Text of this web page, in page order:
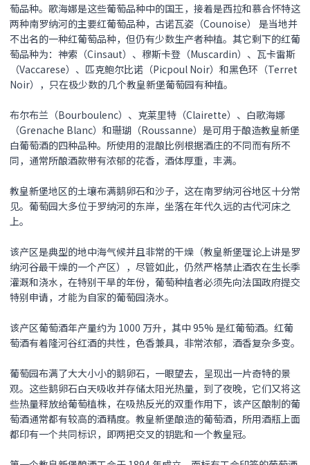
萄品种。歌海娜是这些葡萄品种中的国王，接着是西拉和慕合怀特这
两种南罗纳河的主要红葡萄品种，古诺瓦姿（Counoise） 是当地并
不出名的一种红葡萄品种，但仍有少数生产者种植。其它剩下的红葡
萄品种为：神索（Cinsaut）、穆斯卡登（Muscardin）、瓦卡雷斯
（Vaccarese）、匹克鲍尔比诺（Picpoul Noir）和黑色环（Terret
Noir），只在极少数的几个教皇新堡葡萄园有种植。
布尔布兰（Bourboulenc）、克莱里特（Clairette）、白歌海娜
（Grenache Blanc）和珊瑚（Roussanne）是可用于酿造教皇新堡
白葡萄酒的四种品种。所使用的混酿比例根据酒庄的不同而有所不
同，通常所酿酒款带有浓郁的花香，酒体厚重，丰满。
教皇新堡地区的土壤布满鹅卵石和沙子，这在南罗纳河谷地区十分常
见。葡萄园大多位于罗纳河的东岸，坐落在年代久远的古代河床之
上。
该产区是典型的地中海气候并且非常的干燥（教皇新堡理论上讲是罗
纳河谷最干燥的一个产区），尽管如此，仍然严格禁止酒农在生长季
灌溉和浇水，在特别干旱的年份，葡萄种植者必须先向法国政府提交
特别申请，才能为自家的葡萄园浇水。
该产区葡萄酒年产量约为 1000 万升，其中 95% 是红葡萄酒。红葡
萄酒有着隆河谷红酒的共性，色香兼具，非常浓郁，酒香复杂多变。
葡萄园布满了大大小小的鹅卵石，一眼望去，呈现出一片奇特的景
观。这些鹅卵石白天吸收并存储太阳光热量，到了夜晚，它们又将这
些热量释放给葡萄植株，在吸热反光的双重作用下，该产区酿制的葡
萄酒通常都有较高的酒精度。教皇新堡酿造的葡萄酒，所用酒瓶上面
都印有一个共同标识，即两把交叉的钥匙和一个教皇冠。